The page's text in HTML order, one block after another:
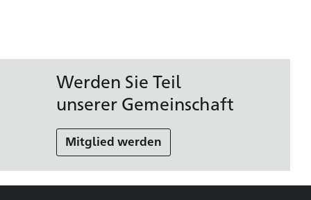
Werden Sie Teil
unserer Gemeinschaft
Mitglied werden